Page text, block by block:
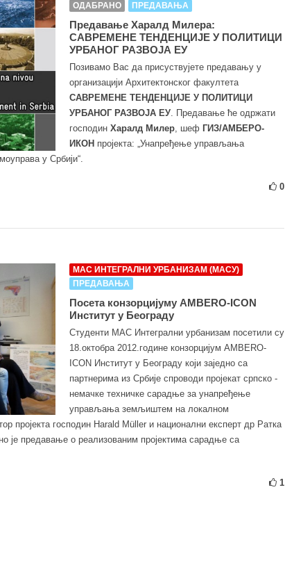
ОДАБРАНО ПРЕДАВАЊА
Предавање Харалд Милера:
САВРЕМЕНЕ ТЕНДЕНЦИЈЕ У ПОЛИТИЦИ
УРБАНОГ РАЗВОЈА ЕУ
Позивамо Вас да присуствујете предавању у
организацији Архитектонског факултета
САВРЕМЕНЕ ТЕНДЕНЦИЈЕ У ПОЛИТИЦИ
УРБАНОГ РАЗВОЈА ЕУ. Предавање ће одржати
господин Харалд Милер, шеф ГИЗ/АМБЕРО-
ИКОН пројекта: „Унапређење управљања
у Србији“.
0
МАС ИНТЕГРАЛНИ УРБАНИЗАМ (МАСУ)
ПРЕДАВАЊА
Посета конзорцијуму AMBERO-ICON
Институт у Београду
Студенти МАС Интегрални урбанизам посетили су
18.октобра 2012.године конзорцијум AMBERO-
ICON Институт у Београду који заједно са
партнерима из Србије спроводи пројекат српско -
немачке техничке сарадње за унапређење
управљања земљиштем на локалном
пројекта господин Harald Müller и национални експерт др Ратка
је предавање о реализованим пројектима сарадње са
1